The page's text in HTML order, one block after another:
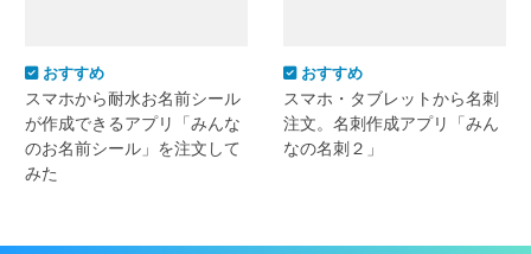
おすすめ
スマホから耐水お名前シール
が作成できるアプリ「みんな
のお名前シール」を注文して
みた
おすすめ
スマホ・タブレットから名刺
注文。名刺作成アプリ「みん
なの名刺２」